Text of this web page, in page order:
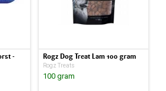
-
Rogz Dog Treat Lam 100 gram
Rogz Treats
100 gram